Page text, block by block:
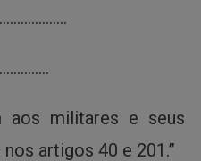
aos militares e seus
artigos 40 e 201.”